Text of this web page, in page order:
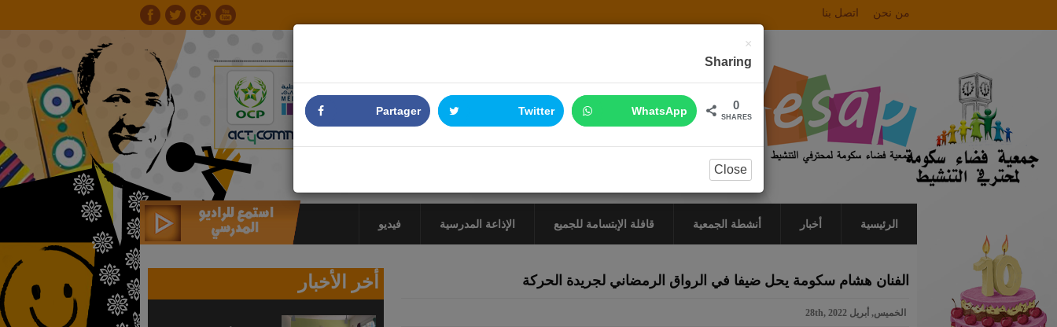
من نحن اتصل بنا
الرئيسية أخبار أنشطة الجمعية قافلة الإبتسامة للجميع الإذاعة المدرسية فيديو
أخر الأخبار الفنان هشام سكومة يحل ضيفا في الرواق الرمضاني لجريدة الحركة
الخميس, أبريل 28th, 2022
×
Sharing
Partager Twitter WhatsApp 0
SHARES
Close